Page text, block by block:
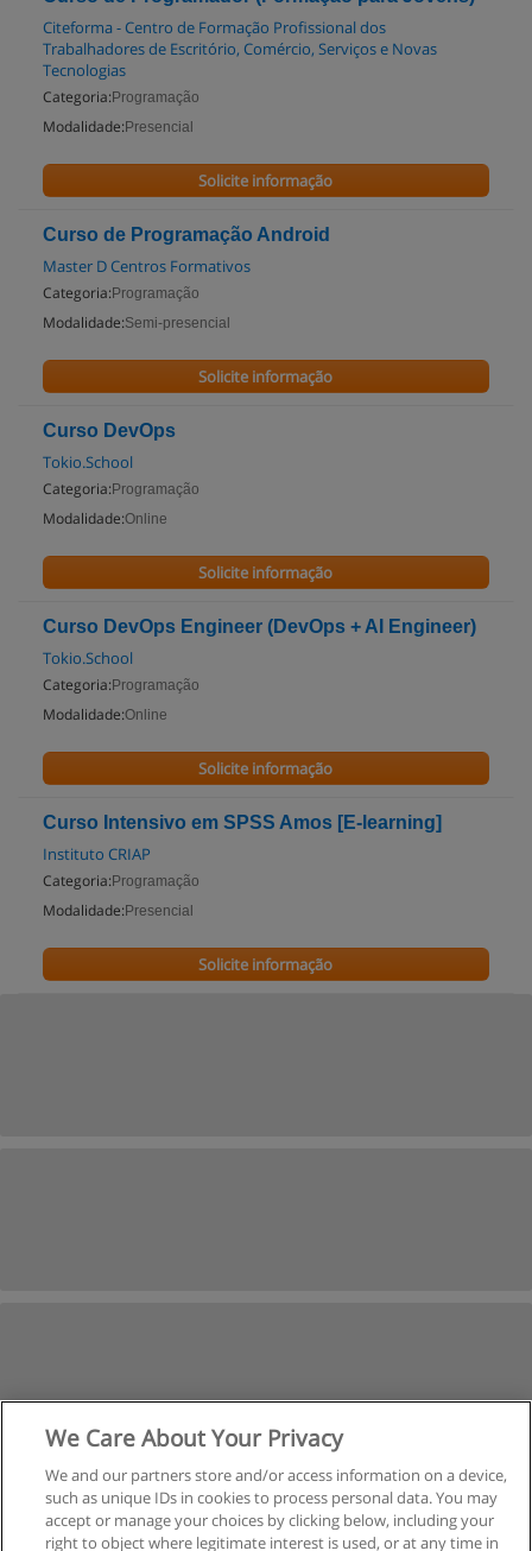
Citeforma - Centro de Formação Profissional dos
Trabalhadores de Escritório, Comércio, Serviços e Novas
Tecnologias
Categoria: Programação
Modalidade: Presencial
Solicite informação
Curso de Programação Android
Master D Centros Formativos
Categoria: Programação
Modalidade:Semi-presencial
Solicite informação
Curso DevOps
Tokio.School
Categoria: Programação
Modalidade:Online
Solicite informação
Curso DevOps Engineer (DevOps + AI Engineer)
Tokio.School
Categoria: Programação
Modalidade:Online
Solicite informação
Curso Intensivo em SPSS Amos [E-learning]
Instituto CRIAP
Categoria: Programação
Modalidade: Presencial
Solicite informação
Próxima
Página 1de2
We Care About Your Privacy
We and our partners store and/or access information on a device,
such as unique IDs in cookies to process personal data. You may
accept or manage your choices by clicking below, including your
right to object where legitimate interest is used, or at any time in